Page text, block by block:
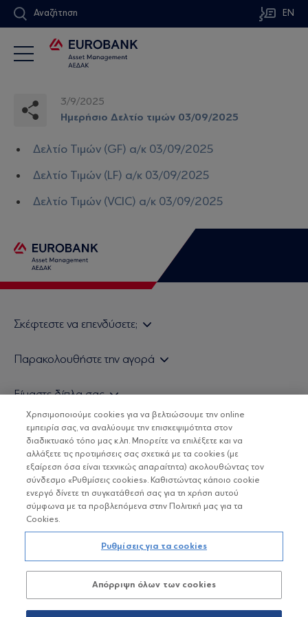
Αναζήτηση EN
3/9/2025
Ημερήσιο Δελτίο τιμών 03/09/2025
Δελτίο Τιμών (GF) α/κ 03/09/2025
Δελτίο Τιμών (LF) α/κ 03/09/2025
Δελτίο Τιμών (VCIC) α/κ 03/09/2025
Σκέφτεστε να επενδύσετε;
Τιμολογιακή Πολιτική
Δείτε τις πολιτικές μας
Βασικές Γνώσεις
Παρακολουθήστε την αγορά
Τα νέα μας
Χρήσιμοι σύνδεσμοι
Είμαστε δίπλα σας
H Eurobank Asset Management ΑΕΔΑΚ
Επενδυτική φιλοσοφία ESG
Πιστοποιημένα στελέχη και συνεργάτες
Αποστολή Βιογραφικών
ΟΙ ΟΣΕΚΑ ΔΕΝ ΕΧΟΥΝ ΕΓΓΥΗΜΕΝΗ ΑΠΟΔΟΣΗ ΚΑΙ ΟΙ
ΠΡΟΗΓΟΥΜΕΝΕΣ ΑΠΟΔΟΣΕΙΣ ΔΕΝ ΔΙΑΣΦΑΛΙΖΟΥΝ ΤΙΣ
ΜΕΛΛΟΝΤΙΚΕΣ
Copyright © Eurobank ΑΕΔΑΚ
Προστασία Προσωπικών Δεδομένων
Όροι χρήσης
Χρησιμοποιούμε cookies για να βελτιώσουμε την online
εμπειρία σας, να αναλύουμε την επισκεψιμότητα στον
διαδικτυακό τόπο μας κ.λπ. Μπορείτε να επιλέξετε και να
αλλάξετε τις προτιμήσεις σας σχετικά με τα cookies (με
εξαίρεση όσα είναι τεχνικώς απαραίτητα) ακολουθώντας τον
σύνδεσμο «Ρυθμίσεις cookies». Καθιστώντας κάποιο cookie
ενεργό δίνετε τη συγκατάθεσή σας για τη χρήση αυτού
σύμφωνα με τα προβλεπόμενα στην Πολιτική μας για τα
Cookies.
Ρυθμίσεις για τα cookies
Απόρριψη όλων των cookies